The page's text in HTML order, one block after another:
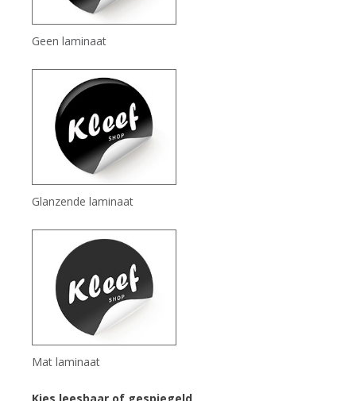
Geen laminaat
Glanzende laminaat
Mat laminaat